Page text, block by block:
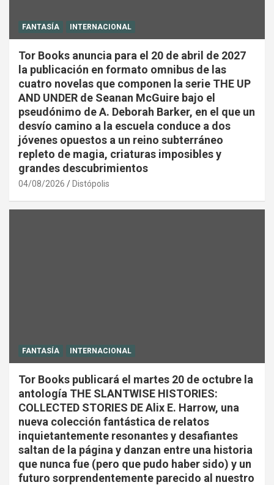
FANTASÍA INTERNACIONAL
Tor Books anuncia para el 20 de abril de 2027
la publicación en formato omnibus de las
cuatro novelas que componen la serie THE UP
AND UNDER de Seanan McGuire bajo el
pseudónimo de A. Deborah Barker, en el que un
desvío camino a la escuela conduce a dos
jóvenes opuestos a un reino subterráneo
repleto de magia, criaturas imposibles y
grandes descubrimientos
04/08/2026 Distópolis
FANTASÍA INTERNACIONAL
Tor Books publicará el martes 20 de octubre la
antología THE SLANTWISE HISTORIES:
COLLECTED STORIES DE Alix E. Harrow, una
nueva colección fantástica de relatos
inquietantemente resonantes y desafiantes
saltan de la página y danzan entre una historia
que nunca fue (pero que pudo haber sido) y un
futuro sorprendentemente parecido al nuestro